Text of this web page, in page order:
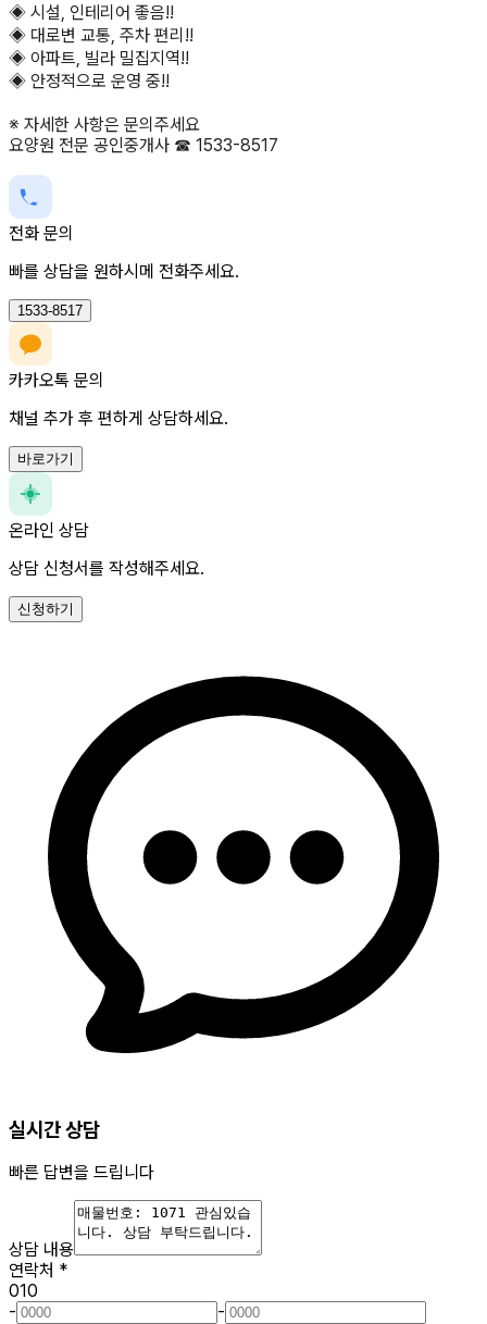
◈ 시설, 인테리어 좋음!!
◈ 대로변 교통, 주차 편리!!
◈ 아파트, 빌라 밀집지역!!
◈ 안정적으로 운영 중!!
※ 자세한 사항은 문의주세요
요양원 전문 공인중개사 ☎ 1533-8517
전화 문의
빠를 상담을 원하시메 전화주세요.
1533-8517
카카오톡 문의
채널 추가 후 편하게 상담하세요.
바로가기
온라인 상담
상담 신청서를 작성해주세요.
신청하기
실시간 상담
빠른 답변을 드립니다
상담 내용
연락처 *
010
-
-